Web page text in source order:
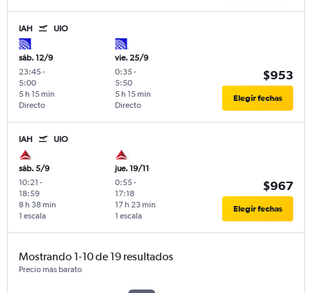
IAH UIO
sáb. 12/9
23:45-
5:00
Directo
5 h 15 min
vie. 25/9
0:35-
5:50
Directo
5 h 15 min
$953
Elegir fechas
IAH UIO
sáb. 5/9
10:21 -
18:59
1 escala
8 h 38 min
jue. 19/11
0:55-
17:18
1 escala
17 h 23 min
$967
Elegir fechas
Mostrando 1-10 de 19 resultados
Precio más barato